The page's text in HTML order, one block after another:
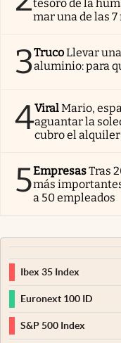
tesoro de la
mar una de las
3TrucoLlevar
aluminio: para
4ViralMario,
aguantar la
cubro el alquiler
5EmpresasTras
más
a 50 empleados
Ibex 35 Index
Euronext 100 ID
S&P 500 Index